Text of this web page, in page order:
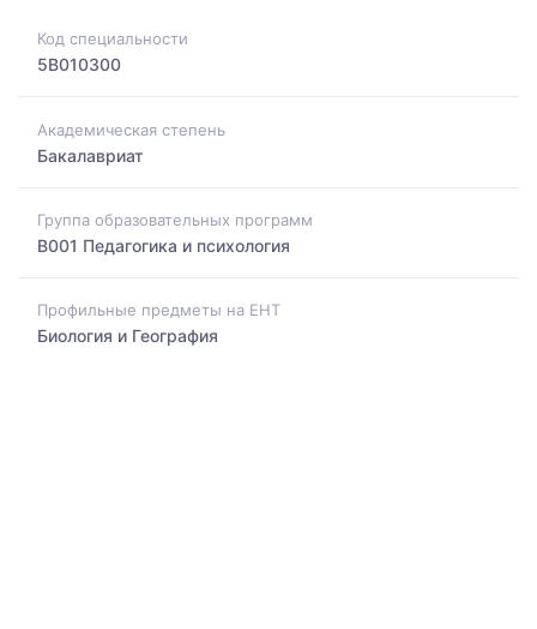
Код специальности
5B010300
Академическая степень
Бакалавриат
Группа образовательных программ
B001 Педагогика и психология
Профильные предметы на ЕНТ
Биология и География